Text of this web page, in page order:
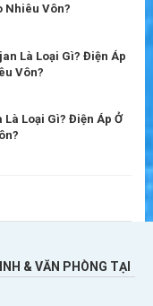
Nhiêu Vôn?
Là Loại Gì? Điện Áp
Vôn?
Loại Gì? Điện Áp Ở
& VĂN PHÒNG TẠI